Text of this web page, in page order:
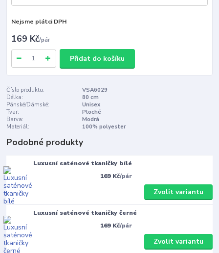
Nejsme plátci DPH
169 Kč/pár
Přidat do košíku
Číslo produktu:
VSA6029
Délka:
80 cm
Pánské/Dámské:
Unisex
Tvar:
Ploché
Barva:
Modrá
Materiál:
100% polyester
Podobné produkty
Luxusní saténové tkaničky bílé
169 Kč/pár
Zvolit variantu
Luxusní saténové tkaničky černé
169 Kč/pár
Zvolit variantu